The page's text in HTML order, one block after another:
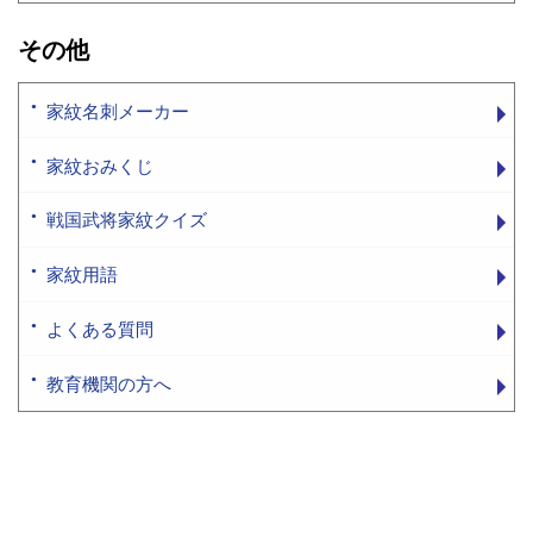
その他
家紋名刺メーカー
家紋おみくじ
戦国武将家紋クイズ
家紋用語
よくある質問
教育機関の方へ